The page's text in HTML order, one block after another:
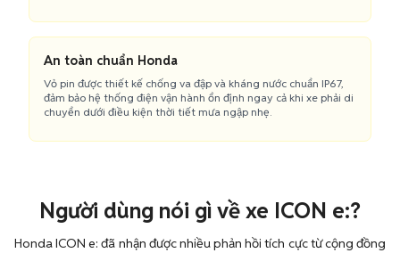
An toàn chuẩn Honda
Vỏ pin được thiết kế chống va đập và kháng nước chuẩn IP67,
đảm bảo hệ thống điện vận hành ổn định ngay cả khi xe phải di
chuyển dưới điều kiện thời tiết mưa ngập nhẹ.
Người dùng nói gì về xe ICON e:?
Honda ICON e: đã nhận được nhiều phản hồi tích cực từ cộng đồng